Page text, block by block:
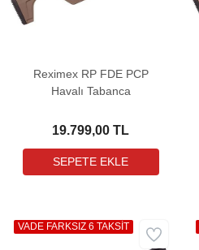
Reximex RP FDE PCP
Havalı Tabanca
19.799,00 TL
VADE FARKSIZ 6 TAKSİT